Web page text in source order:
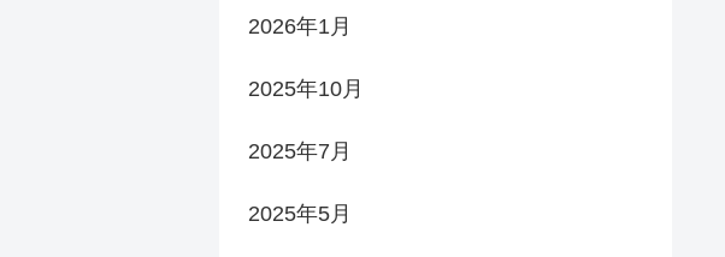
2026年1月
2025年10月
2025年7月
2025年5月